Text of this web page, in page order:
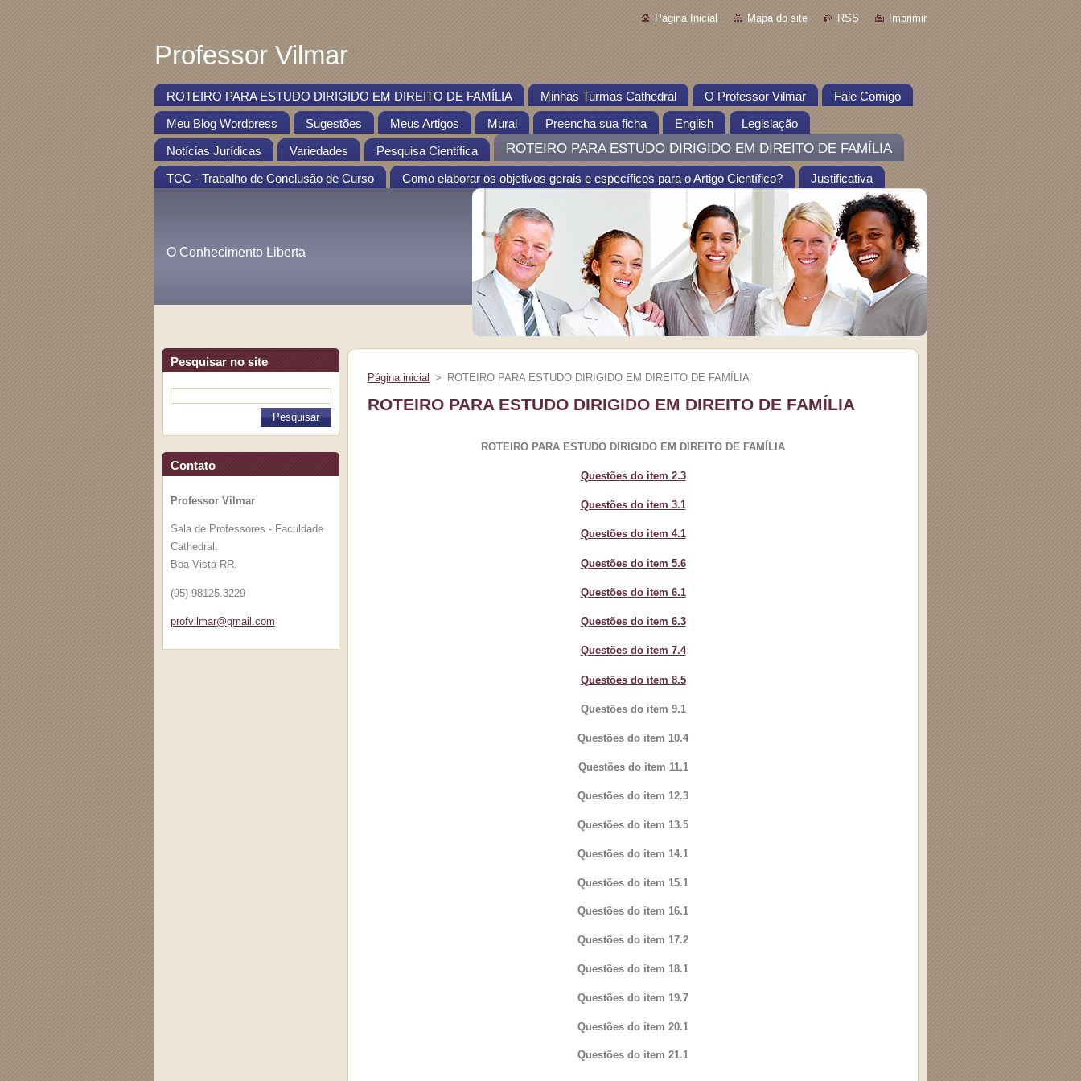
Página Inicial Mapa do site RSS Imprimir
Professor Vilmar
ROTEIRO PARA ESTUDO DIRIGIDO EM DIREITO DE FAMÍLIA Minhas Turmas Cathedral O Professor Vilmar Fale Comigo
Meu Blog Wordpress Sugestões Meus Artigos Mural Preencha sua ficha English Legislação
Notícias Jurídicas Variedades Pesquisa Científica ROTEIRO PARA ESTUDO DIRIGIDO EM DIREITO DE FAMÍLIA
TCC - Trabalho de Conclusão de Curso Como elaborar os objetivos gerais e específicos para o Artigo Científico? Justificativa
O Conhecimento Liberta
Pesquisar no site
Contato
Professor Vilmar
Sala de Professores - Faculdade
Cathedral.
Boa Vista-RR.
(95) 98125.3229
profvilmar@gmail .com
Página inicial > ROTEIRO PARA ESTUDO DIRIGIDO EM DIREITO DE FAMÍLIA
ROTEIRO PARA ESTUDO DIRIGIDO EM DIREITO DE FAMÍLIA
ROTEIRO PARA ESTUDO DIRIGIDO EM DIREITO DE FAMÍLIA
Questões do item 2.3
Questões do item 3.1
Questões do item 4.1
Questões do item 5.6
Questões do item 6.1
Questões do item 6.3
Questões do item 7.4
Questões do item 8.5
Questões do item 9.1
Questões do item 10.4
Questões do item 11.1
Questões do item 12.3
Questões do item 13.5
Questões do item 14.1
Questões do item 15.1
Questões do item 16.1
Questões do item 17.2
Questões do item 18.1
Questões do item 19.7
Questões do item 20.1
Questões do item 21.1